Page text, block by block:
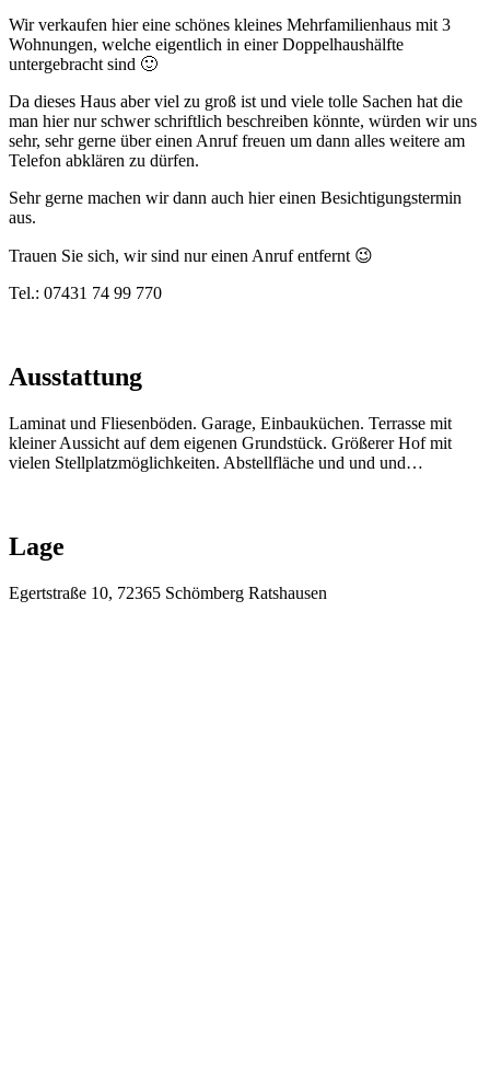
Wir verkaufen hier eine schönes kleines Mehrfamilienhaus mit 3
Wohnungen, welche eigentlich in einer Doppelhaushälfte
untergebracht sind 🙂
Da dieses Haus aber viel zu groß ist und viele tolle Sachen hat die
man hier nur schwer schriftlich beschreiben könnte, würden wir uns
sehr, sehr gerne über einen Anruf freuen um dann alles weitere am
Telefon abklären zu dürfen.
Sehr gerne machen wir dann auch hier einen Besichtigungstermin
aus.
Trauen Sie sich, wir sind nur einen Anruf entfernt 😉
Tel.: 07431 74 99 770
Ausstattung
Laminat und Fliesenböden. Garage, Einbauküchen. Terrasse mit
kleiner Aussicht auf dem eigenen Grundstück. Größerer Hof mit
vielen Stellplatzmöglichkeiten. Abstellfläche und und und…
Lage
Egertstraße 10, 72365 Schömberg Ratshausen